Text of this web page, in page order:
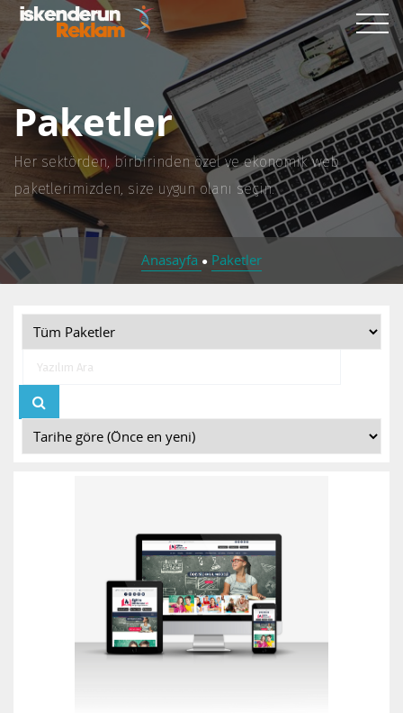
Paketler
Her sektörden, birbirinden özel ve ekonomik web
paketlerimizden, size uygun olanı seçin.
Anasayfa ● Paketler
İNCELE
SATIN AL